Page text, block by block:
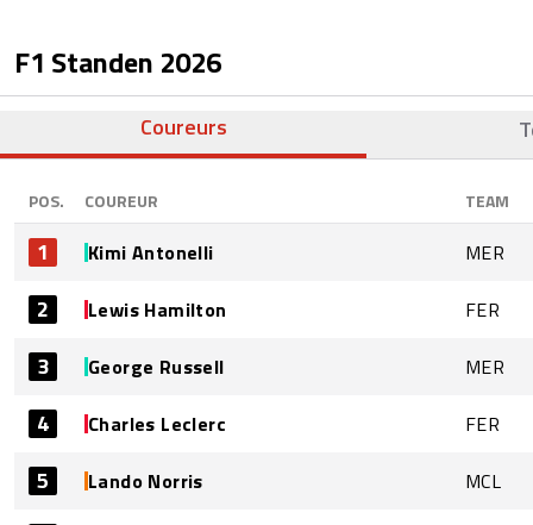
F1 Standen 2026
Coureurs
POS. COUREUR TEAM
1 Kimi Antonelli MER
2 Lewis Hamilton FER
3 George Russell MER
4 Charles Leclerc FER
5 Lando Norris MCL